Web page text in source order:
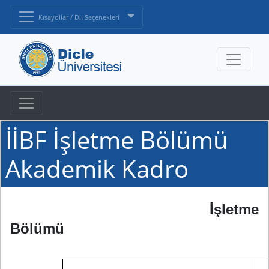
Kısayollar / Dil Seçenekleri
İİBF İşletme Bölümü
Akademik Kadro
İşletme
Bölümü